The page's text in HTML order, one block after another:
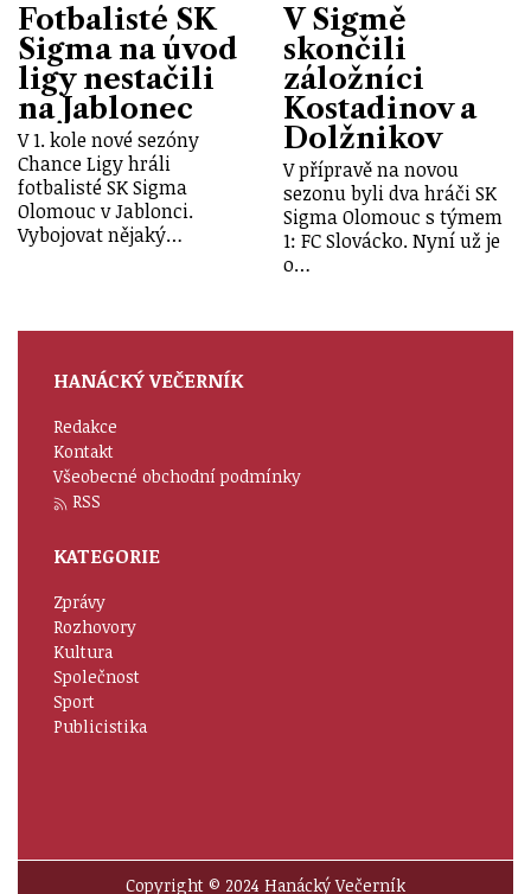
Fotbalisté SK
Sigma na úvod
ligy nestačili
na Jablonec
V 1. kole nové sezóny
Chance Ligy hráli
fotbalisté SK Sigma
Olomouc v Jablonci.
Vybojovat nějaký…
V Sigmě
skončili
záložníci
Kostadinov a
Dolžnikov
V přípravě na novou
sezonu byli dva hráči SK
Sigma Olomouc s týmem
1: FC Slovácko. Nyní už je
o…
HANÁCKÝ VEČERNÍK
Redakce
Kontakt
Všeobecné obchodní podmínky
RSS
KATEGORIE
Zprávy
Rozhovory
Kultura
Společnost
Sport
Publicistika
Copyright © 2024 Hanácký Večerník